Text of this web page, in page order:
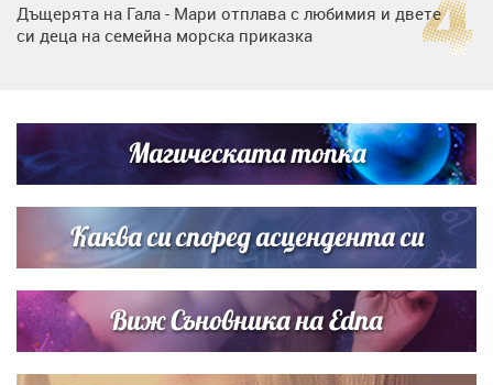
Дъщерята на Гала - Мари отплава с любимия и двете
си деца на семейна морска приказка
Братя Аргирови я изненадаха с песен
Магическата топка
Каква си според асцендента си
Виж Съновника на Edna